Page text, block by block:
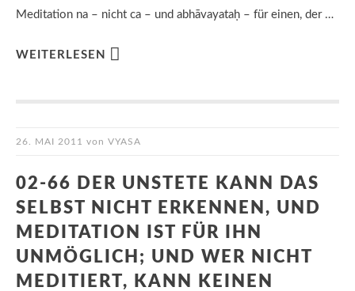
Meditation na – nicht ca – und abhāvayataḥ – für einen, der …
WEITERLESEN
26. MAI 2011 von VYASA
02-66 DER UNSTETE KANN DAS
SELBST NICHT ERKENNEN, UND
MEDITATION IST FÜR IHN
UNMÖGLICH; UND WER NICHT
MEDITIERT, KANN KEINEN